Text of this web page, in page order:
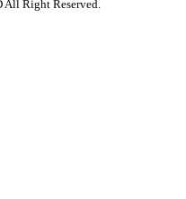
Right Reserved.